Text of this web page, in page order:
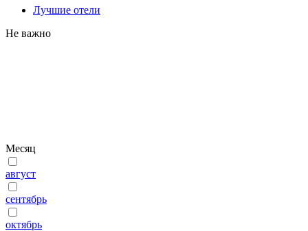
Лучшие отели
Не важно
Месяц
август
сентябрь
октябрь